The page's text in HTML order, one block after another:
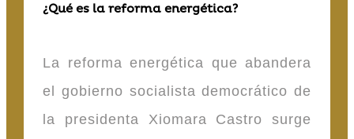
¿Qué es la reforma energética?
La reforma energética que abandera
el gobierno socialista democrático de
la presidenta Xiomara Castro surge